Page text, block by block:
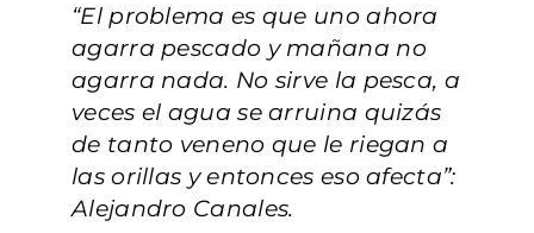
“El problema es que uno ahora
agarra pescado y mañana no
agarra nada. No sirve la pesca, a
veces el agua se arruina quizás
de tanto veneno que le riegan a
las orillas y entonces eso afecta”:
Alejandro Canales.